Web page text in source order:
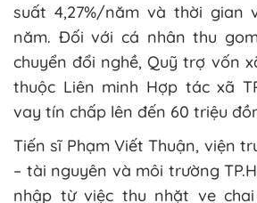
suất 4,27%/năm và thời gian
năm. Đối với cá nhân thu
chuyển đổi nghề, Quỹ trợ vốn
thuộc Liên minh Hợp tác xã
vay tín chấp lên đến 60 triệu
Tiến sĩ Phạm Viết Thuận, viện
– tài nguyên và môi trường
nhập từ việc thu nhặt ve